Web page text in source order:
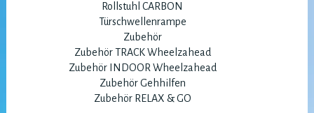
Rollstuhl CARBON
Türschwellenrampe
Zubehör
Zubehör TRACK Wheelzahead
Zubehör INDOOR Wheelzahead
Zubehör Gehhilfen
Zubehör RELAX & GO